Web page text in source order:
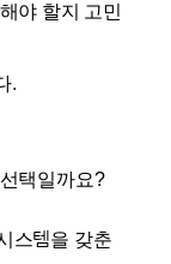
야 할지 고민
.
택일까요?
스템을 갖춘